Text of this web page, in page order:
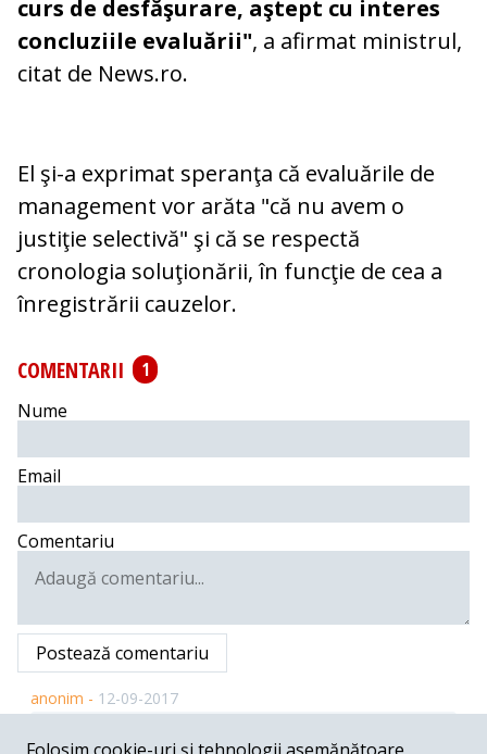
curs de desfăşurare, aştept cu interes
concluziile evaluării", a afirmat ministrul,
citat de News.ro.
El şi-a exprimat speranţa că evaluările de
management vor arăta "că nu avem o
justiţie selectivă" şi că se respectă
cronologia soluţionării, în funcţie de cea a
înregistrării cauzelor.
COMENTARII
1
Nume
Email
Comentariu
Postează comentariu
anonim - 12-09-2017